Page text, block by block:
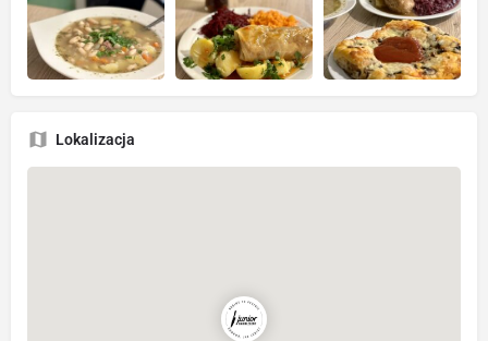
Lokalizacja